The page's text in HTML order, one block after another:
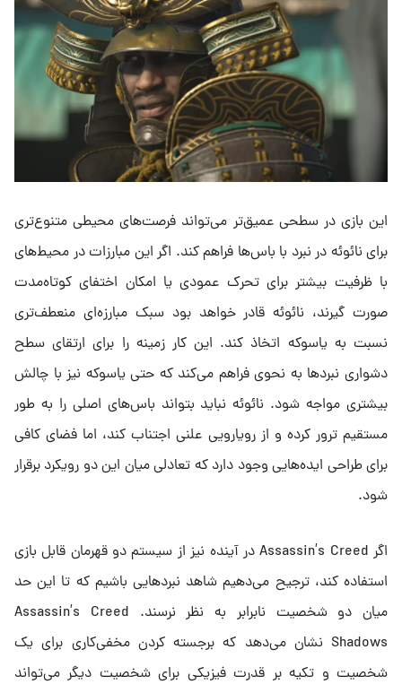
این بازی در سطحی عمیق‌تر می‌تواند فرصت‌های محیطی متنوع‌تری
برای نائوئه در نبرد با باس‌ها فراهم کند. اگر این مبارزات در محیط‌های
با ظرفیت بیشتر برای تحرک عمودی یا امکان اختفای کوتاه‌مدت
صورت گیرند، نائوئه قادر خواهد بود سبک مبارزه‌ای منعطف‌تری
نسبت به یاسوکه اتخاذ کند. این کار زمینه را برای ارتقای سطح
دشواری نبردها به نحوی فراهم می‌کند که حتی یاسوکه نیز با چالش
بیشتری مواجه شود. نائوئه نباید بتواند باس‌های اصلی را به‌ طور
مستقیم ترور کرده و از رویارویی علنی اجتناب کند، اما فضای کافی
برای طراحی ایده‌هایی وجود دارد که تعادلی میان این دو رویکرد برقرار
شود.
اگر Assassin’s Creed در آینده نیز از سیستم دو قهرمان قابل بازی
استفاده کند، ترجیح می‌دهیم شاهد نبردهایی باشیم که تا این حد
میان دو شخصیت نابرابر به نظر نرسند. Assassin’s Creed
Shadows نشان می‌دهد که برجسته‌ کردن مخفی‌کاری برای یک
شخصیت و تکیه بر قدرت فیزیکی برای شخصیت دیگر می‌تواند